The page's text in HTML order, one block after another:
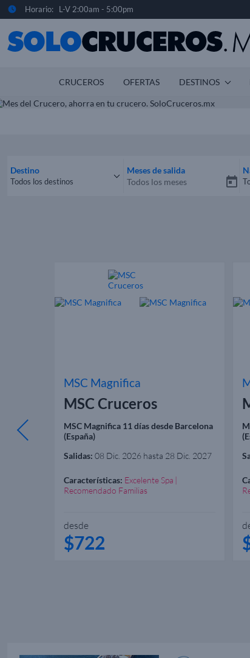
Horario: L-V 2:00am - 5:00pm
CRUCEROS OFERTAS DESTINOS
Destino
Todos los destinos
Meses de salida
MSC Magnifica
MSC Cruceros
MSC Magnifica 11 días desde Barcelona
(España)
Salidas: 08 Dic. 2026 hasta 28 Dic. 2027
Características: Excelente Spa
Recomendado Familias
desde
$722